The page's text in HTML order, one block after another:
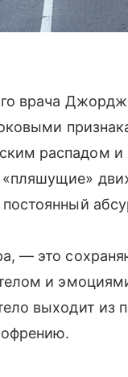
врача
распадом и
— это
и
выходит из